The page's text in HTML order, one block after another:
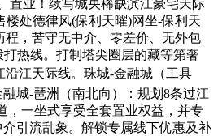
置业！续写城央稀缺滨江豪宅天际
处德律风(保利天曜)网坐-保利天
，苦守无中介、零差价、无外包
热线。打制塔尖圈层的藏等第奢
江天际线。珠城-金融城（工具
城-琶洲（南北向）：规划8条过江
，一坐式享受全套置业权益，并专
引流乱象。解锁专属线下优惠及补